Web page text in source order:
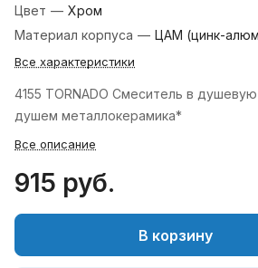
Цвет — Хром
Материал корпуса — ЦАМ (цинк-
Все характеристики
4155 TORNADO Смеситель в
душем металлокерамика*
Все описание
915 руб.
В корзину